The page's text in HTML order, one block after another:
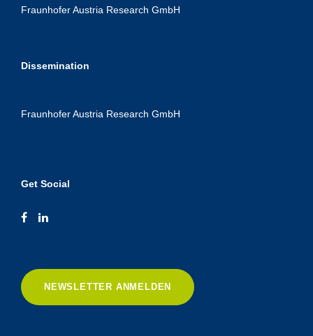
Fraunhofer Austria Research GmbH
Dissemination
Fraunhofer Austria Research GmbH
Get Social
NEWSLETTER ANMELDEN